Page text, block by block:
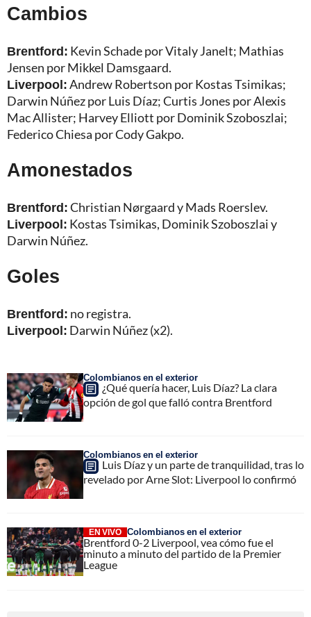
Cambios
Brentford: Kevin Schade por Vitaly Janelt; Mathias
Jensen por Mikkel Damsgaard.
Liverpool:Andrew Robertson por Kostas Tsimikas;
Darwin Núñez por Luis Díaz; Curtis Jones por Alexis
Mac Allister; Harvey Elliott por Dominik Szoboszlai;
Federico Chiesa por Cody Gakpo.
Amonestados
Brentford:Christian Nørgaard y Mads Roerslev.
Liverpool: Kostas Tsimikas, Dominik Szoboszlai y
Darwin Núñez.
Goles
Brentford: no registra.
Liverpool: Darwin Núñez (x2).
Colombianos en el exterior
¿Qué quería hacer, Luis Díaz? La clara
opción de gol que falló contra Brentford
Colombianos en el exterior
Luis Díaz y un parte de tranquilidad, tras lo
revelado por Arne Slot: Liverpool lo confirmó
EN VIVO Colombianos en el exterior
Brentford 0-2 Liverpool, vea cómo fue el
minuto a minuto del partido de la Premier
League